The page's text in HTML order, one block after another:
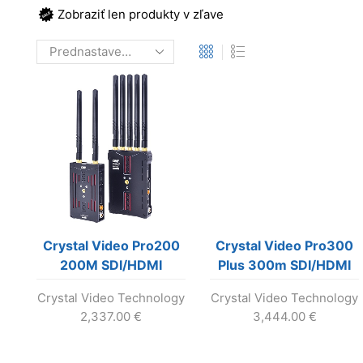
Zobraziť len produkty v zľave
Crystal Video Pro200
200M SDI/HDMI
transmission kit
Crystal Video Technology
2,337.00 €
Crystal Video Pro300
Plus 300m SDI/HDMI
transmission kit
Crystal Video Technology
3,444.00 €